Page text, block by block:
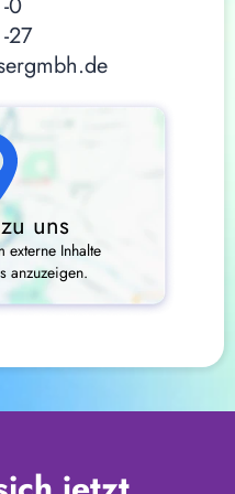
27
uns
externe Inhalte
anzuzeigen.